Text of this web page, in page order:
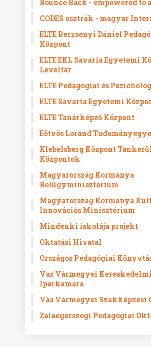
Bounce Back - empowered to
CODES osztrák - magyar
ELTE Berzsenyi Dániel
Központ
ELTE EKL Savaria Egyetemi
Levéltár
ELTE Pedagógiai és
ELTE Savaria Egyetemi
ELTE Tanárképző Központ
Eötvös Loránd
Klebelsberg Központ
Központok
Magyarország Kormánya
Belügyminisztérium
Magyarország Kormánya
Innovációs Minisztérium
Mindenki iskolája projekt
Oktatási Hivatal
Országos Pedagógiai
Vas Vármegyei
Iparkamara
Vas Vármegyei Szakképzési
Zalaegerszegi Pedagógiai